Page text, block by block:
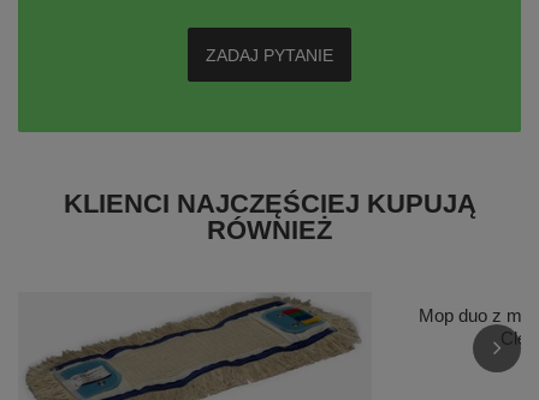
ZADAJ PYTANIE
KLIENCI NAJCZĘŚCIEJ KUPUJĄ
RÓWNIEŻ
Mop duo z